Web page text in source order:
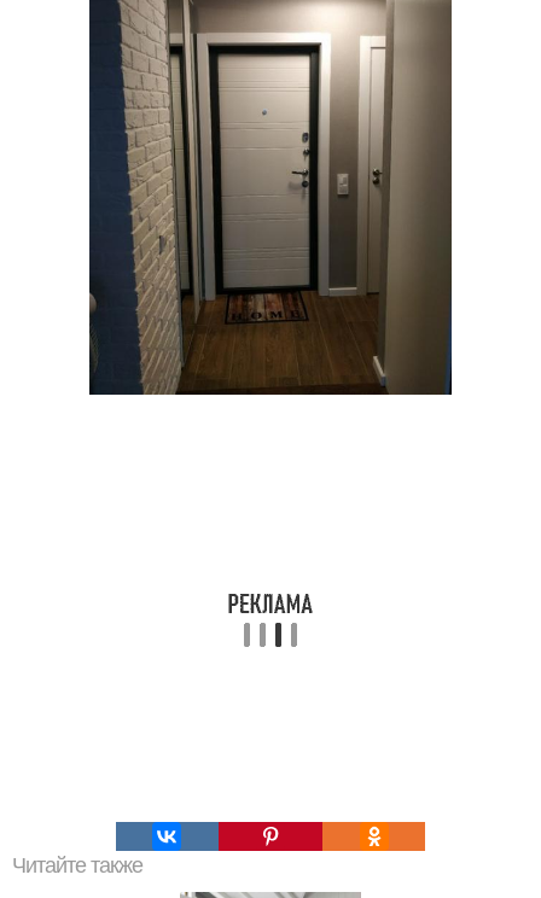
Читайте также